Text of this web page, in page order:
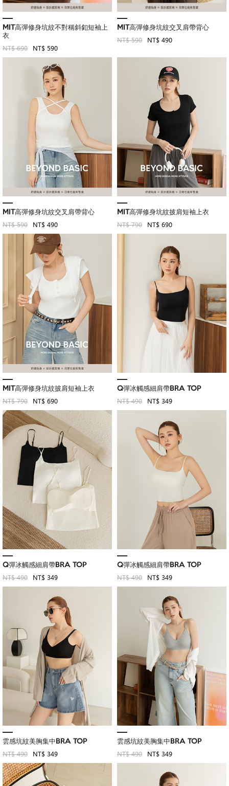
MIT高彈修身坑紋不對稱斜釦短袖上
衣
NT$ 690 NT$ 590
MIT高彈修身坑紋交叉肩帶背心
NT$ 590 NT$ 490
MIT高彈修身坑紋交叉肩帶背心
NT$ 590 NT$ 490
MIT高彈修身坑紋披肩短袖上衣
NT$ 790 NT$ 690
MIT高彈修身坑紋披肩短袖上衣
NT$ 790 NT$ 690
Q彈冰觸感細肩帶BRA TOP
NT$ 490 NT$ 349
Q彈冰觸感細肩帶BRA TOP
NT$ 490 NT$ 349
Q彈冰觸感細肩帶BRA TOP
NT$ 490 NT$ 349
雲感坑紋美胸集中BRA TOP
NT$ 490 NT$ 349
雲感坑紋美胸集中BRA TOP
NT$ 490 NT$ 349